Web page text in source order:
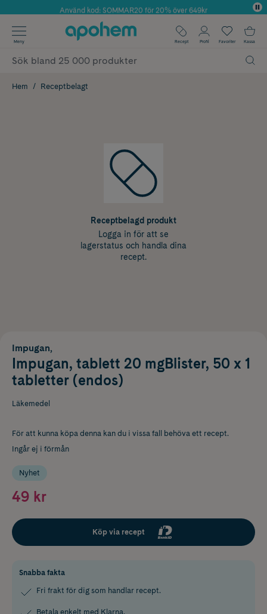
Årets Butik 2025 inom Skönhet
Använd kod: SOMMAR20 för 20% över 649kr
✓ Fri frakt
✓ Poäng på alla köp*
Meny Recept Profil Favoriter Kassa
Hem Receptbelagt
Receptbelagd produkt
Logga in för att se
lagerstatus och handla dina
recept.
Impugan,
Impugan, tablett 20 mgBlister, 50 x 1
tabletter (endos)
Läkemedel
För att kunna köpa denna kan du i vissa fall behöva ett recept.
Ingår ej i förmån
Nyhet
49 kr
Köp via recept
Snabba fakta
Fri frakt för dig som handlar recept.
Betala enkelt med Klarna.